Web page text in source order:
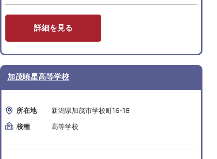
詳細を見る
加茂暁星高等学校
所在地
新潟県加茂市学校町16-18
校種
高等学校